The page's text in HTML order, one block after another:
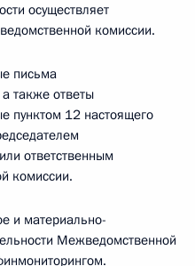
осуществляет
комиссии.
письма
также ответы
пунктом 12 настоящего
ответственным
комиссии.
и материально-
Межведомственной